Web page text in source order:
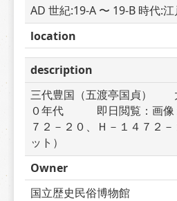
AD 世紀:19-A 〜 19-B 時代:
location
description
三代豊国（五渡亭国貞）　
０年代　　　即日閲覧：画
７２－２０、Ｈ－１４７２
ット）
Owner
国立歴史民俗博物館